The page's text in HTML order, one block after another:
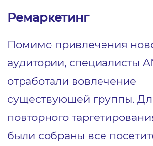
Ремаркетинг
Помимо привлечения
аудитории, специалисты
отработали вовлечение
существующей группы.
повторного
были собраны все